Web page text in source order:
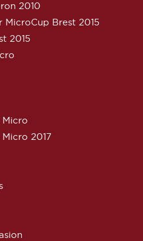
2010
MicroCup Brest 2015
2015
Micro
2017